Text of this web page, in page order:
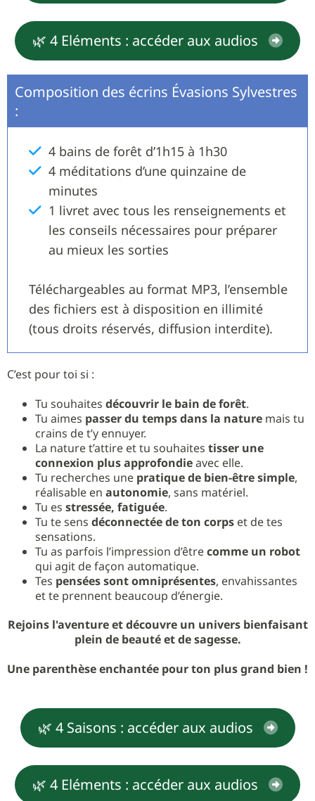
🌿 4 Eléments : accéder aux audios
Composition des écrins Évasions Sylvestres
:
4 bains de forêt d’1h15 à 1h30
4 méditations d’une quinzaine de
minutes
1 livret avec tous les renseignements et
les conseils nécessaires pour préparer
au mieux les sorties
Téléchargeables au format MP3, l’ensemble
des fichiers est à disposition en illimité
(tous droits réservés, diffusion interdite).
C’est pour toi si :
Tu souhaites découvrir le bain de forêt.
Tu aimes passer du temps dans la nature mais tu
crains de t’y ennuyer.
La nature t’attire et tu souhaites tisser une
connexion plus approfondieavec elle.
Tu recherches une pratique de bien-être simple,
réalisable en autonomie, sans matériel.
Tu es stressée, fatiguée.
Tu te sens déconnectée de ton corps et de tes
sensations.
Tu as parfois l’impression d’êtrecomme un robot
qui agit de façon automatique.
Tes pensées sont omniprésentes, envahissantes
et te prennent beaucoup d’énergie.
Rejoins l'aventure et découvre un univers bienfaisant
plein de beauté et de sagesse.
Une parenthèse enchantée pour ton plus grand bien !
🌿 4 Saisons : accéder aux audios
🌿 4 Eléments : accéder aux audios